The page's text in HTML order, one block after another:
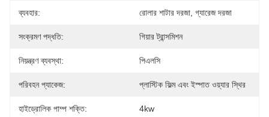
ব্যবহার: রোলার শাটার দরজা, গ্যারেজ দরজা
সংক্রমণ পদ্ধতি: গিয়ার ট্রান্সমিশন
নিয়ন্ত্রণ ব্যবস্থা: পিএলসি
পরিবহন প্যাকেজ: প্লাস্টিক ফিল্ম এবং ইস্পাত ওয়্যার স্থির
হাইড্রোলিক পাম্প শক্তি: 4kw